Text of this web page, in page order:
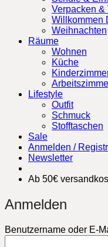
Verpacken &
Willkommen
Weihnachten
Räume
Wohnen
Küche
Lifestyle
Outfit
Schmuck
Stofftaschen
Sale
Anmelden /
Newsletter
Ab 50€
Anmelden
Benutzername oder E-